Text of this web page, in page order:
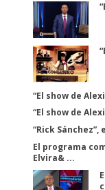
“El show de
“El show de
“Rick
El programa
Elvira& ...